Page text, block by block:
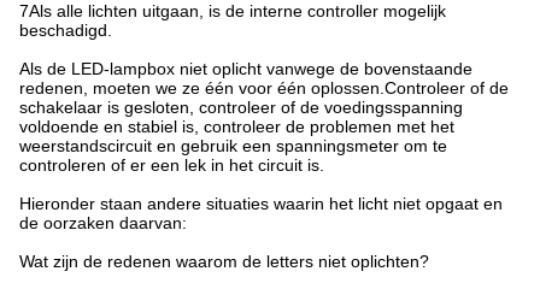
7Als alle lichten uitgaan, is de interne controller mogelijk
beschadigd.
Als de LED-lampbox niet oplicht vanwege de bovenstaande
redenen, moeten we ze één voor één oplossen.Controleer of de
schakelaar is gesloten, controleer of de voedingsspanning
voldoende en stabiel is, controleer de problemen met het
weerstandscircuit en gebruik een spanningsmeter om te
controleren of er een lek in het circuit is.
Hieronder staan andere situaties waarin het licht niet opgaat en
de oorzaken daarvan:
Wat zijn de redenen waarom de letters niet oplichten?